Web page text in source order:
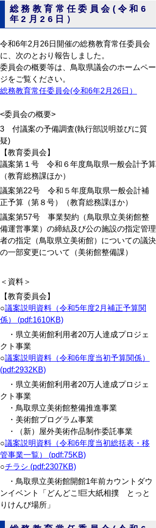
総務教育常任委員会(令和6
年2月26日）
令和6年2月26日開催の総務教育常任委員会
に、次のとおり報告しました。
委員会の概要等は、鳥取県議会のホームペー
ジをご覧ください。
総務教育常任委員会(令和6年2月26日）
<委員会の概要>
3 付議案の予備調査(執行部説明並びに質
疑)
【教育委員会】
議案第１号 令和６年度鳥取県一般会計予算
（教育総務課ほか）
議案第22号 令和５年度鳥取県一般会計補
正予算（第８号）（教育総務課ほか）
議案第57号 事業契約（鳥取県立美術館整
備運営事業）の締結及び公の施設の指定管理
者の指定（鳥取県立美術館）についての議決
の一部変更について（美術館整備課）
＜資料＞
【教育委員会】
○議案説明資料（令和5年度2月補正予算関
係） (pdf:1610KB)
・県立美術館利用者20万人達成プロジェ
クト事業
○議案説明資料（令和6年度当初予算関係）
(pdf:2932KB)
・県立美術館利用者20万人達成プロジェ
クト事業
・鳥取県立美術館整備推進事業
・美術館プログラム事業
・（新）屋外美術作品制作委託事業
○議案説明資料（令和6年度当初総括表・移
管事業一覧） (pdf:75KB)
○チラシ (pdf:2307KB)
・鳥取県立美術館開館1年前カウントダウ
ンイベント「どんどこ!巨大紙相撲 とっと
りけんび場所」